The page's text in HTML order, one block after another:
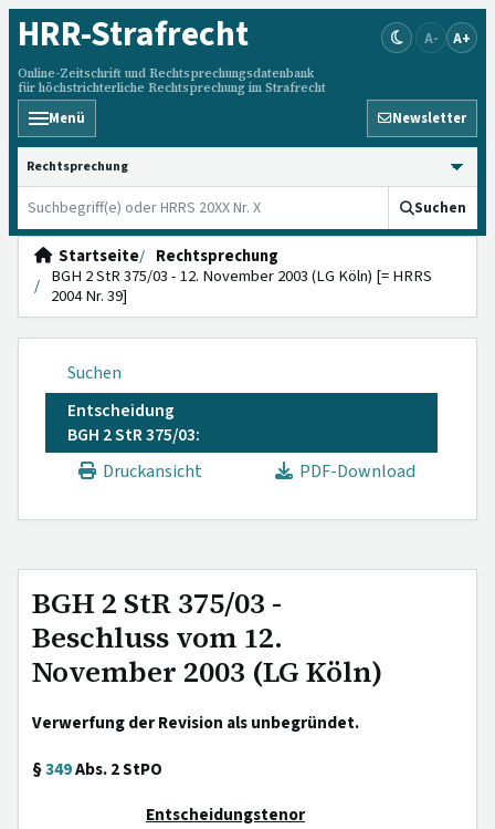
HRR-Strafrecht
Online-Zeitschrift und Rechtsprechungsdatenbank
für höchstrichterliche Rechtsprechung im Strafrecht
A- A+
Menü Newsletter
HRRS durchsuchen
Suchen
Startseite
Rechtsprechung
BGH 2 StR 375/03 - 12. November 2003 (LG Köln) [= HRRS
2004 Nr. 39]
Suchen
Entscheidung
BGH 2 StR 375/03:
Druckansicht
PDF-Download
BGH 2 StR 375/03 -
Beschluss vom 12.
November 2003 (LG Köln)
Verwerfung der Revision als unbegründet.
§349Abs. 2 StPO
Entscheidungstenor